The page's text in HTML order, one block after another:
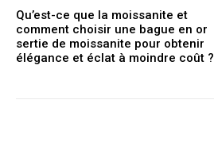
Qu’est-ce que la moissanite et
comment choisir une bague en or
sertie de moissanite pour obtenir
élégance et éclat à moindre coût ?